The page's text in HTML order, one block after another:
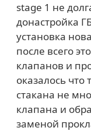
stage 1 не
донастройка
установка
после всего
клапанов и
оказалось что
стакана не
клапана и
заменой